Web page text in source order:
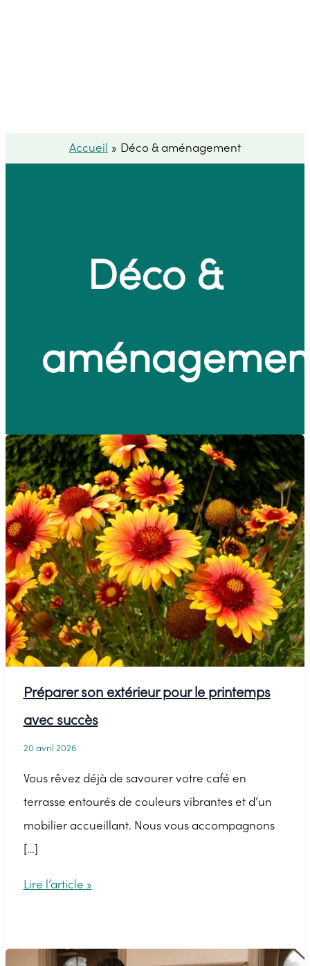
Accueil Déco & aménagement
Déco &
Préparer son extérieur pour le printemps
avec succès
20 avril 2026
Vous rêvez déjà de savourer votre café en
terrasse entourés de couleurs vibrantes et d’un
mobilier accueillant. Nous vous accompagnons
[…]
Préparer
Lire l’article »